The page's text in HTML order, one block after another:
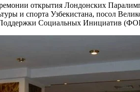
открытия Лондонских
и спорта Узбекистана, посол
Социальных Инициатив